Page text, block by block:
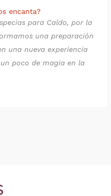
encanta?
para Caldo, por la
una preparación
una nueva experiencia
poco de magia en la